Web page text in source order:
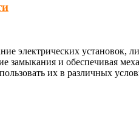
электрических установок,
замыкания и обеспечивая
их в различных